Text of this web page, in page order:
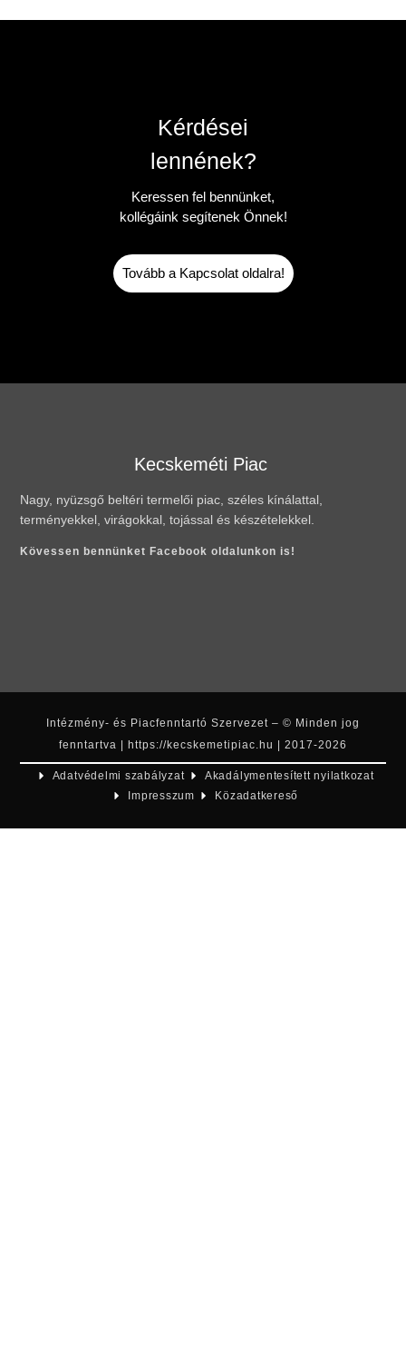
Kérdései
lennének?
Keressen fel bennünket,
kollégáink segítenek Önnek!
Tovább a Kapcsolat oldalra!
Kecskeméti Piac
Nagy, nyüzsgő beltéri termelői piac, széles kínálattal,
terményekkel, virágokkal, tojással és készételekkel.
Kövessen bennünket Facebook oldalunkon is!
Intézmény- és Piacfenntartó Szervezet – © Minden jog
fenntartva | https://kecskemetipiac.hu | 2017-2026
Adatvédelmi szabályzat
Akadálymentesített nyilatkozat
Impresszum
Közadatkereső